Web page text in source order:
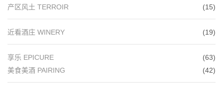
产区风土 TERROIR
(15)
近看酒庄 WINERY (19)
享乐 EPICURE
(63)
美食美酒 PAIRING
(42)